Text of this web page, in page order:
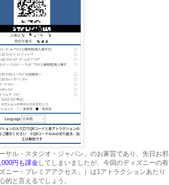
サル・スタジオ・ジャパン」のお家芸であり、先日お邪
円も課金 してしまいましたが、今回のディズニーの有
ニー・プレミアアクセス」）は1アトラクションあたり
的と言えるでしょう。